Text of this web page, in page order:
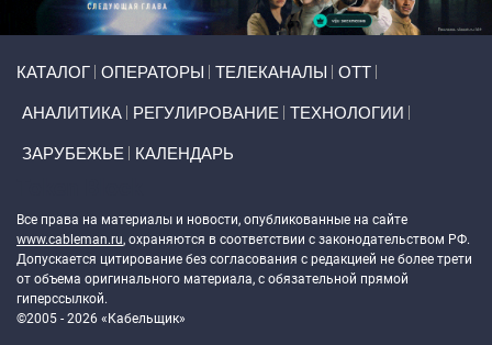
КАТАЛОГ ОПЕРАТОРЫ ТЕЛЕКАНАЛЫ ОТТ
АНАЛИТИКА РЕГУЛИРОВАНИЕ ТЕХНОЛОГИИ
ЗАРУБЕЖЬЕ КАЛЕНДАРЬ
Все права на материалы и новости, опубликованные на сайте
www.cableman.ru, охраняются в соответствии с законодательством РФ.
Допускается цитирование без согласования с редакцией не более трети
от объема оригинального материала, с обязательной прямой
гиперссылкой.
©2005 - 2026 «Кабельщик»